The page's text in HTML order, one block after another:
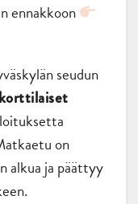
ennakkoon
seudun
on
alkua ja päättyy